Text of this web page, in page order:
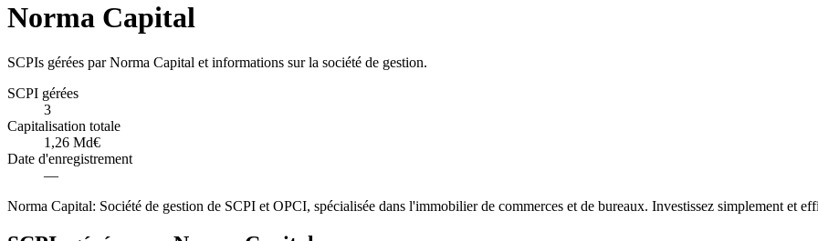
Norma Capital
SCPIs gérées par Norma Capital et informations sur la société de gestion.
SCPI gérées
3
Capitalisation totale
1,26 Md€
Date d'enregistrement
—
Norma Capital: Société de gestion de SCPI et OPCI, spécialisée dans l'immobilier de commerces et de bureaux. Investissez simplement et